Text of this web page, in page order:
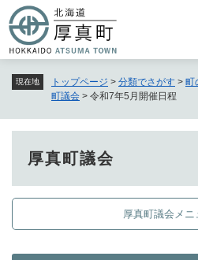
ー
ジ
で
現在地 トップページ > 分類でさがす > 町
町議会 > 令和7年5月開催日程
厚真町議会
厚真町議会メニ